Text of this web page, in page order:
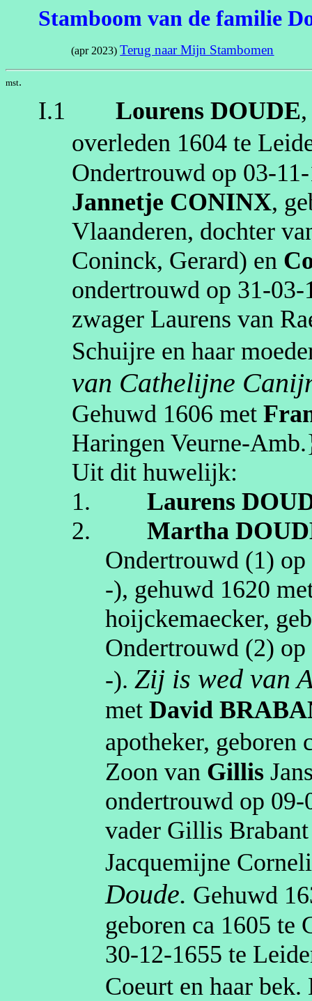
Stamboom van de familie
(apr 2023)Terug naar Mijn Stambomen
mst.
I.1 Lourens DOUDE
overleden 1604 te
Ondertrouwd op
Jannetje CONINX,
Vlaanderen, dochter
Coninck, Gerard) en
ondertrouwd op
zwager Laurens van
Schuijre en haar
van Cathelijne
Gehuwd 1606 met
Haringen Veurne-Amb
Uit dit huwelijk:
1.
Laurens
2.
Martha
Ondertrouwd (1) op
-), gehuwd 1620
hoijckemaecker,
Ondertrouwd (2) op
-).Zij is wed van
metDavid
apotheker, geboren
Zoon van Gillis
ondertrouwd op
vader Gillis
Jacquemijne
Doude. Gehuwd
geboren ca 1605 te
30‑12‑1655 te
Coeurt en haar